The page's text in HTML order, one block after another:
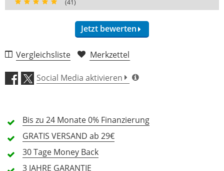
(41)
Jetzt bewerten
Verarbeitung (4,9)
Passform (4,9)
Preis/Leistung (4,3)
Vergleichsliste Merkzettel
Social Media aktivieren
Bis zu 24 Monate0% Finanzierung
GRATIS VERSAND ab 29€
30 Tage Money Back
3 JAHRE GARANTIE